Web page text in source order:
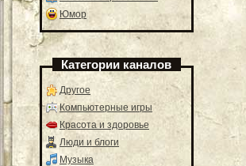
Юмор
Категории каналов
Другое
Компьютерные игры
Красота и здоровье
Люди и блоги
Музыка